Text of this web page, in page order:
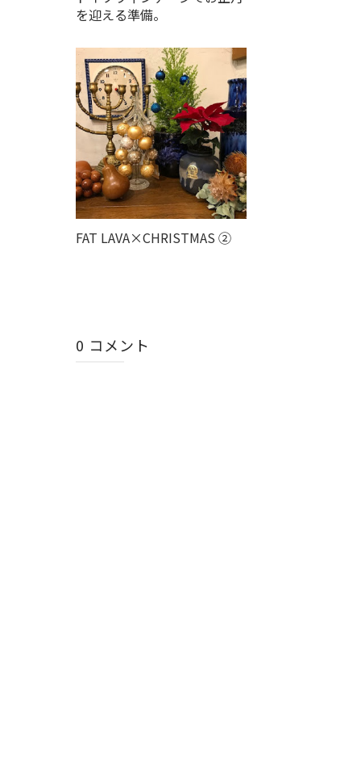
を迎える準備。
FAT LAVA×CHRISTMAS ②
0 コメント